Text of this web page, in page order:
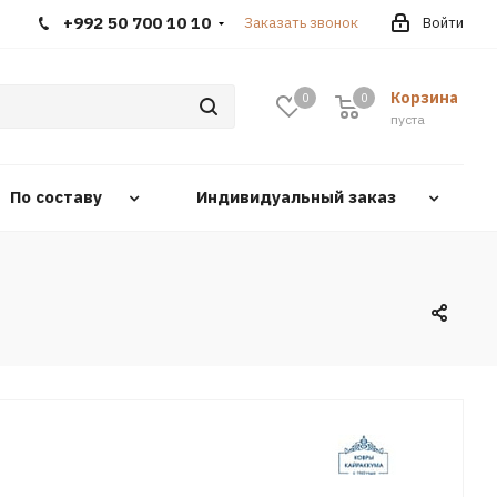
Войти
+992 50 700 10 10 Заказать звонок
0 Корзина
0
пуста
0
По составу Индивидуальный заказ